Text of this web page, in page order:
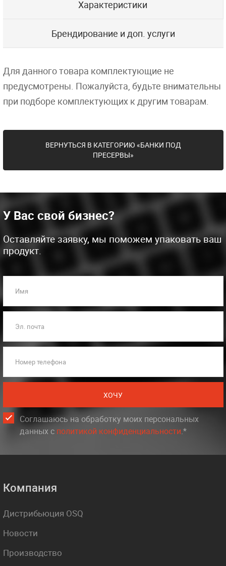
Характеристики
Брендирование и доп. услуги
Для данного товара комплектующие не
предусмотрены. Пожалуйста, будьте внимательны
при подборе комплектующих к другим товарам.
ВЕРНУТЬСЯ В КАТЕГОРИЮ «БАНКИ ПОД
ПРЕСЕРВЫ»
У Вас свой бизнес?
Оставляйте заявку, мы поможем упаковать ваш
продукт.
Имя
Эл. почта
Номер телефона
ХОЧУ
Соглашаюсь на обработку моих персональных
данных c политикой конфиденциальности.*
Компания
Дистрибьюция OSQ
Новости
Производство